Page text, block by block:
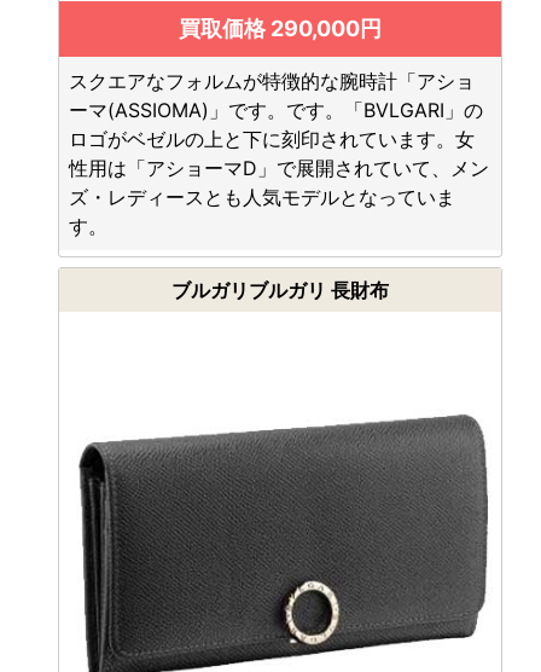
買取価格 290,000円
スクエアなフォルムが特徴的な腕時計「アショ
ーマ(ASSIOMA)」です。です。「BVLGARI」の
ロゴがベゼルの上と下に刻印されています。女
性用は「アショーマD」で展開されていて、メン
ズ・レディースとも人気モデルとなっていま
す。
ブルガリブルガリ 長財布